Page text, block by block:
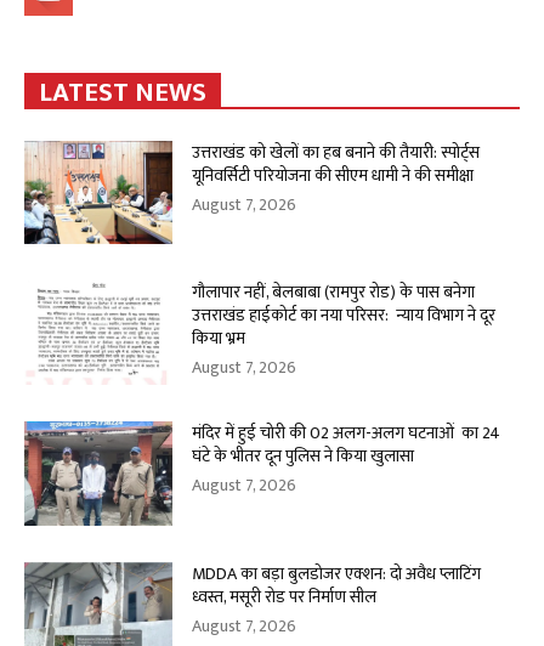
LATEST NEWS
उत्तराखंड को खेलों का हब बनाने की तैयारी: स्पोर्ट्स
यूनिवर्सिटी परियोजना की सीएम धामी ने की समीक्षा
August 7, 2026
गौलापार नहीं, बेलबाबा (रामपुर रोड) के पास बनेगा
उत्तराखंड हाईकोर्ट का नया परिसर: न्याय विभाग ने दूर
किया भ्रम
August 7, 2026
मंदिर में हुई चोरी की 02 अलग-अलग घटनाओं का 24
घंटे के भीतर दून पुलिस ने किया खुलासा
August 7, 2026
MDDA का बड़ा बुलडोजर एक्शन: दो अवैध प्लाटिंग
ध्वस्त, मसूरी रोड पर निर्माण सील
August 7, 2026